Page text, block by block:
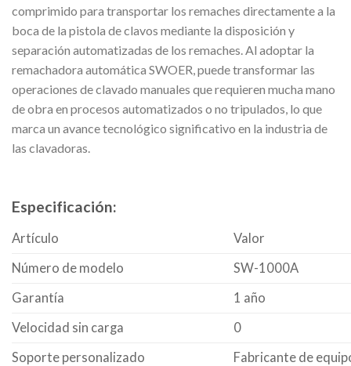
comprimido para transportar los remaches directamente a la
boca de la pistola de clavos mediante la disposición y
separación automatizadas de los remaches. Al adoptar la
remachadora automática SWOER, puede transformar las
operaciones de clavado manuales que requieren mucha mano
de obra en procesos automatizados o no tripulados, lo que
marca un avance tecnológico significativo en la industria de
las clavadoras.
Especificación:
Artículo
Valor
Número de modelo
SW-1000A
Garantía
1 año
Velocidad sin carga
0
Soporte personalizado
Fabricante de